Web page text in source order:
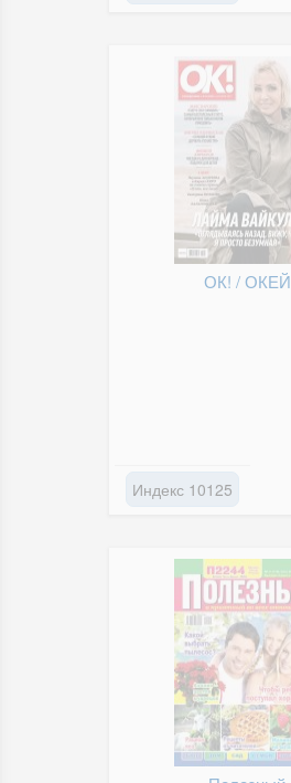
ОК! / ОКЕЙ
Индекс 10125